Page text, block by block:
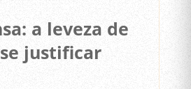
a leveza de
justificar